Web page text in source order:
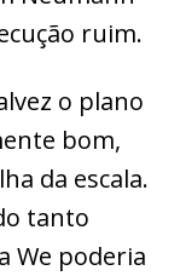
ruim.
o plano
bom,
da escala.
tanto
We poderia